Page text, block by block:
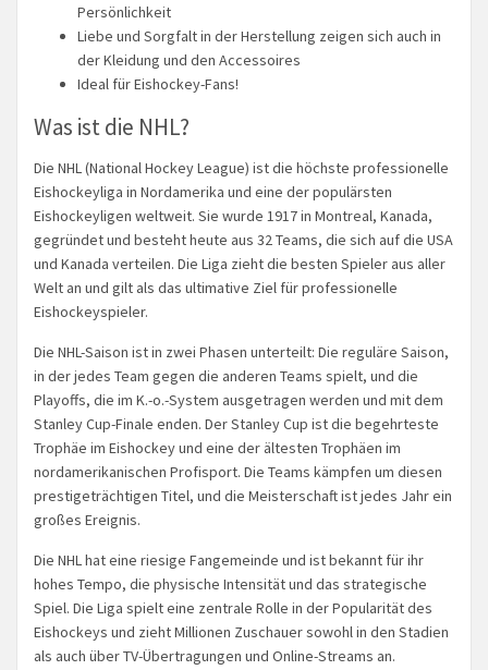
Persönlichkeit
Liebe und Sorgfalt in der Herstellung zeigen sich auch in
der Kleidung und den Accessoires
Ideal für Eishockey-Fans!
Was ist die NHL?
Die NHL (National Hockey League) ist die höchste professionelle
Eishockeyliga in Nordamerika und eine der populärsten
Eishockeyligen weltweit. Sie wurde 1917 in Montreal, Kanada,
gegründet und besteht heute aus 32 Teams, die sich auf die USA
und Kanada verteilen. Die Liga zieht die besten Spieler aus aller
Welt an und gilt als das ultimative Ziel für professionelle
Eishockeyspieler.
Die NHL-Saison ist in zwei Phasen unterteilt: Die reguläre Saison,
in der jedes Team gegen die anderen Teams spielt, und die
Playoffs, die im K.-o.-System ausgetragen werden und mit dem
Stanley Cup-Finale enden. Der Stanley Cup ist die begehrteste
Trophäe im Eishockey und eine der ältesten Trophäen im
nordamerikanischen Profisport. Die Teams kämpfen um diesen
prestigeträchtigen Titel, und die Meisterschaft ist jedes Jahr ein
großes Ereignis.
Die NHL hat eine riesige Fangemeinde und ist bekannt für ihr
hohes Tempo, die physische Intensität und das strategische
Spiel. Die Liga spielt eine zentrale Rolle in der Popularität des
Eishockeys und zieht Millionen Zuschauer sowohl in den Stadien
als auch über TV-Übertragungen und Online-Streams an.